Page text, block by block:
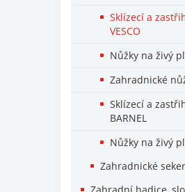
Sklízecí a
VESCO
Nůžky na živý
Zahradnické
Sklízecí a
BARNEL
Nůžky na živý
Zahradnické